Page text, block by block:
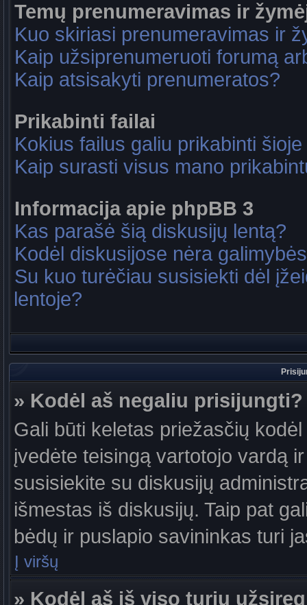
Temų prenumeravimas ir
Kuo skiriasi prenumeravimas ir
Kaip užsiprenumeruoti forumą
Kaip atsisakyti prenumeratos?
Prikabinti failai
Kokius failus galiu prikabinti
Kaip surasti visus mano
Informacija apie phpBB 3
Kas parašė šią diskusijų lentą?
Kodėl diskusijose nėra
Su kuo turėčiau susisiekti dėl
lentoje?
» Kodėl aš negaliu prisijungti?
Gali būti keletas priežasčių
įvedėte teisingą vartotojo vardą
susisiekite su diskusijų
išmestas iš diskusijų. Taip pat
bėdų ir puslapio savininkas turi
Į viršų
» Kodėl aš iš viso turiu